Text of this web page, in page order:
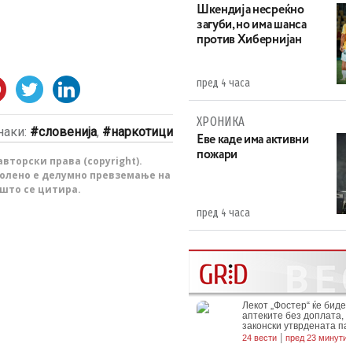
словенија, наркотици
права (copyright).
е делумно превземање на
што се цитира.
Шкендија несреќно
загуби, но има шанса
против Хибернијан
пред 4 часа
ХРОНИКА
Eве каде има активни
пожари
пред 4 часа